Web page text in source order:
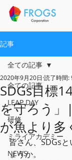
記事
全ての記事
LEAP DAY
研修
ミライアカデミー
NEWS
全ての記事
SDGs目標
を守ろう
が魚より多
2020年9月20日 読了時間:
皆さん、SDGs
ょうか。